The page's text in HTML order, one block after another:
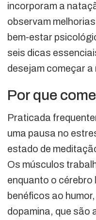
incorporam a
observam
bem-estar
seis dicas
desejam começar a
Por que
Praticada
uma pausa no
estado de
Os músculos
enquanto o cérebro
benéficos ao
dopamina, que são